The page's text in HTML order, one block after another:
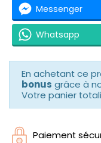
Messenger
Whatsapp
En achetant ce
bonus grâce à
Votre panier
Paiement